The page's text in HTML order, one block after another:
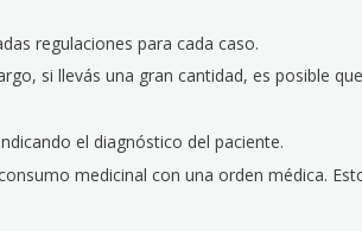
regulaciones para cada caso.
si llevás una gran cantidad, es posible
el diagnóstico del paciente.
medicinal con una orden médica.